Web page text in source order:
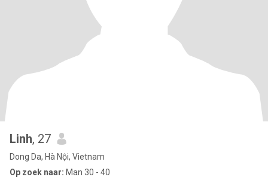
Linh, 27
Dong Da, Hà Nội, Vietnam
Op zoek naar: Man 30 - 40